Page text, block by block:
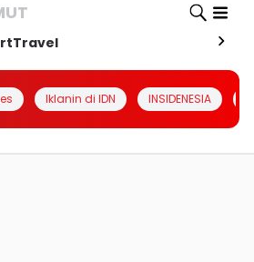
Travel
Iklanin di IDN INSIDENESIA